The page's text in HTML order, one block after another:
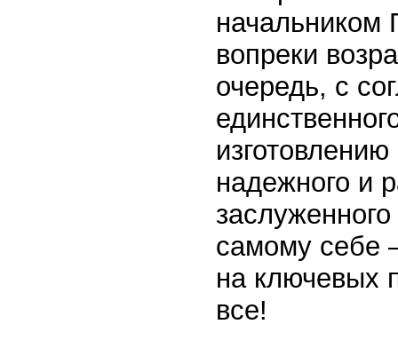
начальником
вопреки
очередь, с
надежного и
самому себе
на ключевых
все!